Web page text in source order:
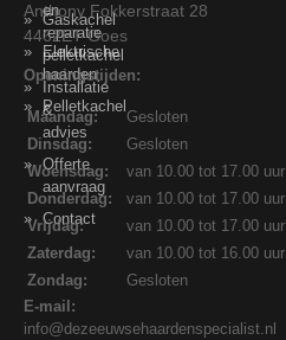
en
reparatie
pelletkachel
Installatie
&
advies
Offerte
aanvraag
Contact
Gaskachel
Elektrische
haarden
Pelletkachel
Anthony Fokkerstraat 28
4462ET Goes
Openingstijden:
Maandag:
Gesloten
Dinsdag:
Gesloten
Woensdag:
van 10.00 tot 17.00 uur
Donderdag:
van 10.00 tot 17.00 uur
Vrijdag:
van 10.00 tot 17.00 uur
Zaterdag:
van 10.00 tot 16.00 uur
Zondag:
Gesloten
E-mail:
info@dezeeuwsehaardenspecialist.nl